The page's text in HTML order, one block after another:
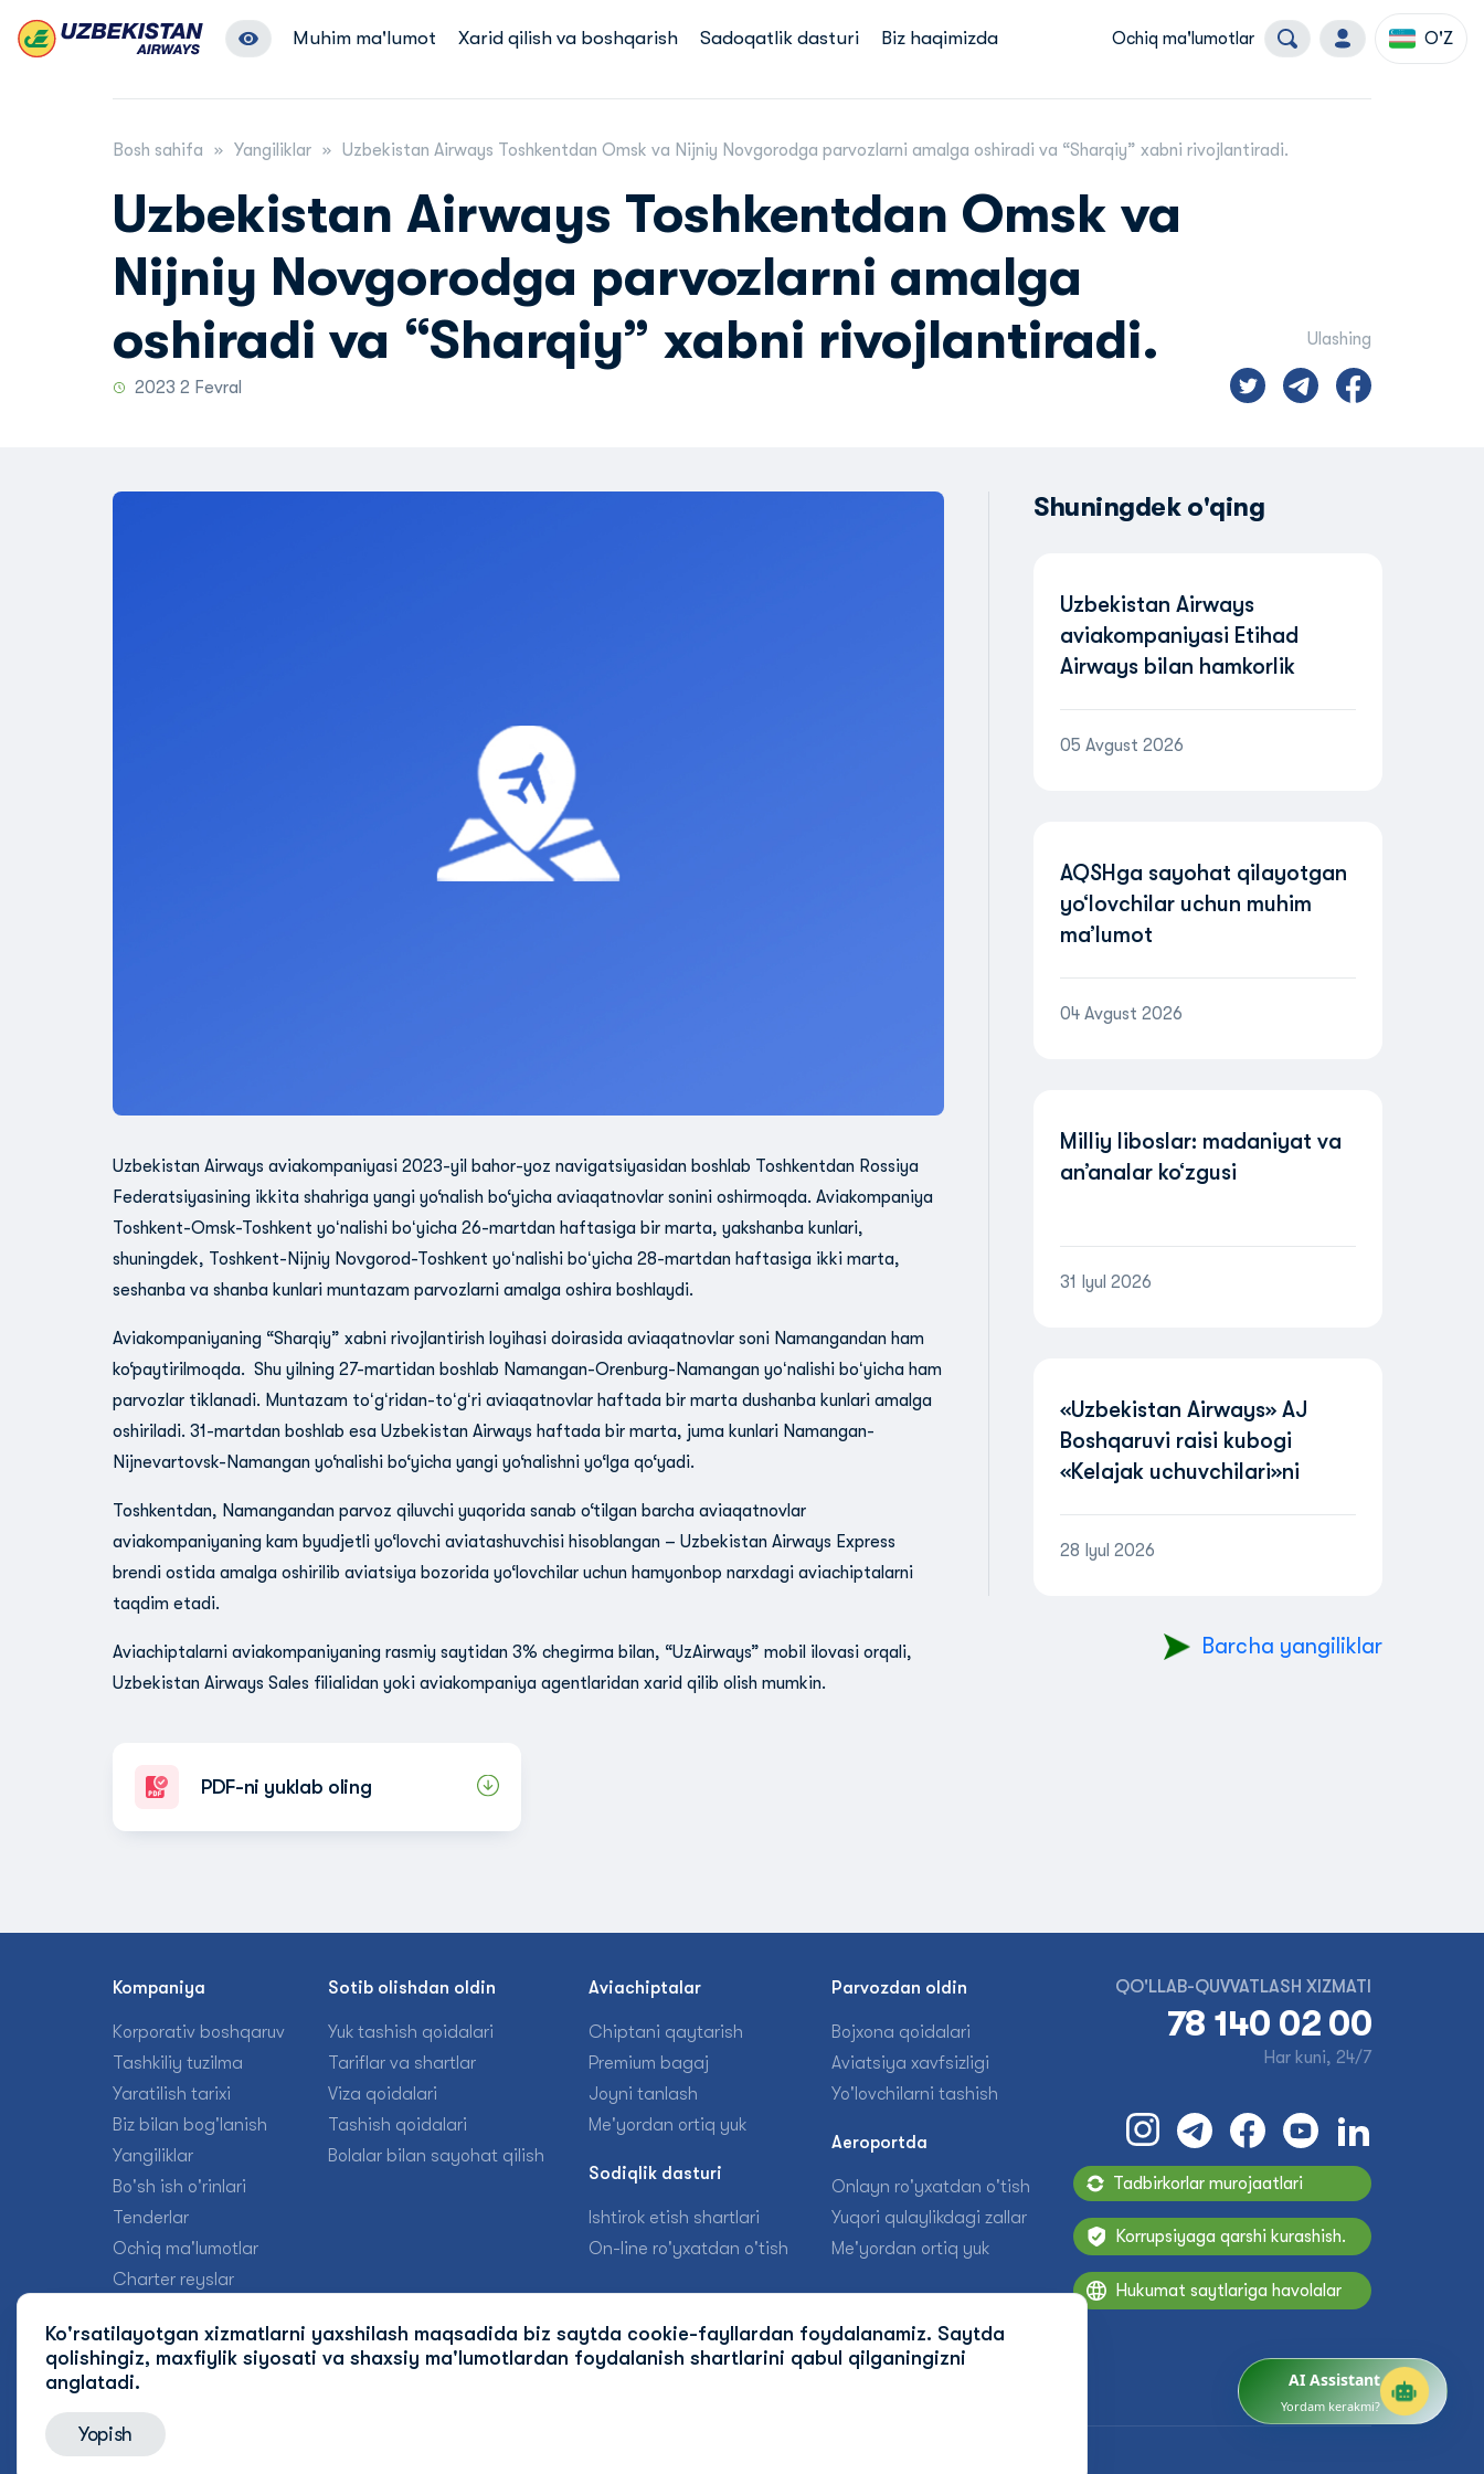
Ko'rsatilayotgan xizmatlarni yaxshilash maqsadida biz saytda cookie-fayllardan foydalanamiz. Saytda
qolishingiz, maxfiylik siyosati va shaxsiy ma'lumotlardan foydalanish shartlarini qabul qilganingizni
anglatadi.
Yopish
Muhim ma'lumot Xarid qilish va boshqarish Sadoqatlik dasturi Biz haqimizda Ochiq ma'lumotlar O'Z
Bosh sahifa Yangiliklar Uzbekistan Airways Toshkentdan Omsk va Nijniy Novgorodga parvozlarni amalga oshiradi va “Sharqiy” xabni rivojlantiradi.
Uzbekistan Airways Toshkentdan Omsk va
Nijniy Novgorodga parvozlarni amalga
oshiradi va “Sharqiy” xabni rivojlantiradi.
2023 2 Fevral
Ulashing
Uzbekistan Airways aviakompaniyasi 2023-yil bahor-yoz navigatsiyasidan boshlab Toshkentdan Rossiya
Federatsiyasining ikkita shahriga yangi yo‘nalish bo‘yicha aviaqatnovlar sonini oshirmoqda. Aviakompaniya
Toshkent-Omsk-Toshkent yoʻnalishi boʻyicha 26-martdan haftasiga bir marta, yakshanba kunlari,
shuningdek, Toshkent-Nijniy Novgorod-Toshkent yoʻnalishi boʻyicha 28-martdan haftasiga ikki marta,
seshanba va shanba kunlari muntazam parvozlarni amalga oshira boshlaydi.
Aviakompaniyaning “Sharqiy” xabni rivojlantirish loyihasi doirasida aviaqatnovlar soni Namangandan ham
ko‘paytirilmoqda. Shu yilning 27-martidan boshlab Namangan-Orenburg-Namangan yoʻnalishi boʻyicha ham
parvozlar tiklanadi. Muntazam toʻgʻridan-toʻgʻri aviaqatnovlar haftada bir marta dushanba kunlari amalga
oshiriladi. 31-martdan boshlab esa Uzbekistan Airways haftada bir marta, juma kunlari Namangan-
Nijnevartovsk-Namangan yo‘nalishi bo‘yicha yangi yo‘nalishni yo‘lga qo‘yadi.
Toshkentdan, Namangandan parvoz qiluvchi yuqorida sanab o‘tilgan barcha aviaqatnovlar
aviakompaniyaning kam byudjetli yo‘lovchi aviatashuvchisi hisoblangan – Uzbekistan Airways Express
brendi ostida amalga oshirilib aviatsiya bozorida yo‘lovchilar uchun hamyonbop narxdagi aviachiptalarni
taqdim etadi.
Aviachiptalarni aviakompaniyaning rasmiy saytidan 3% chegirma bilan, “UzAirways” mobil ilovasi orqali,
Uzbekistan Airways Sales filialidan yoki aviakompaniya agentlaridan xarid qilib olish mumkin.
PDF-ni yuklab oling
Shuningdek o'qing
Uzbekistan Airways
aviakompaniyasi Etihad
Airways bilan hamkorlik
05 Avgust 2026
AQSHga sayohat qilayotgan
yo‘lovchilar uchun muhim
ma’lumot
04 Avgust 2026
Milliy liboslar: madaniyat va
an’analar ko‘zgusi
31 Iyul 2026
«Uzbekistan Airways» AJ
Boshqaruvi raisi kubogi
«Kelajak uchuvchilari»ni
28 Iyul 2026
Barcha yangiliklar
Kompaniya
Korporativ boshqaruv
Tashkiliy tuzilma
Yaratilish tarixi
Biz bilan bog'lanish
Yangiliklar
Bo'sh ish o'rinlari
Tenderlar
Ochiq ma'lumotlar
Charter reyslar
Sotib olishdan oldin
Yuk tashish qoidalari
Tariflar va shartlar
Viza qoidalari
Tashish qoidalari
Bolalar bilan sayohat qilish
Aviachiptalar
Chiptani qaytarish
Premium bagaj
Joyni tanlash
Me'yordan ortiq yuk
Sodiqlik dasturi
Ishtirok etish shartlari
On-line ro'yxatdan o'tish
Parvozdan oldin
Bojxona qoidalari
Aviatsiya xavfsizligi
Yo'lovchilarni tashish
Aeroportda
Onlayn ro'yxatdan o'tish
Yuqori qulaylikdagi zallar
Me'yordan ortiq yuk
QO'LLAB-QUVVATLASH XIZMATI
78 140 02 00
Har kuni, 24/7
Tadbirkorlar murojaatlari
Korrupsiyaga qarshi kurashish.
Hukumat saytlariga havolalar
AI Assistant
Yordam kerakmi?